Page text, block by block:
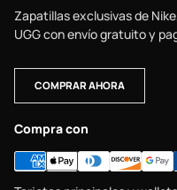
Zapatillas exclusivas de
UGG con envío gratuito y
COMPRAR AHORA
Compra con